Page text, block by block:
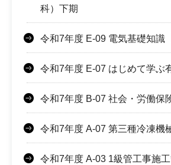
科）下期
令和7年度 E-09 電気基礎知識
令和7年度 E-07 はじめて学ぶ
令和7年度 B-07 社会・労働保
令和7年度 A-07 第三種冷凍機
令和7年度 A-03 1級管工事施